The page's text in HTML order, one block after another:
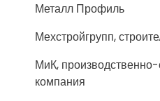
Металл Профиль
Мехстройгрупп,
МиК, производственно-
компания